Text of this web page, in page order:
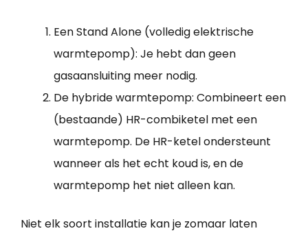
Een Stand Alone (volledig elektrische
warmtepomp): Je hebt dan geen
gasaansluiting meer nodig.
De hybride warmtepomp: Combineert een
(bestaande) HR-combiketel met een
warmtepomp. De HR-ketel ondersteunt
wanneer als het echt koud is, en de
warmtepomp het niet alleen kan.
Niet elk soort installatie kan je zomaar laten